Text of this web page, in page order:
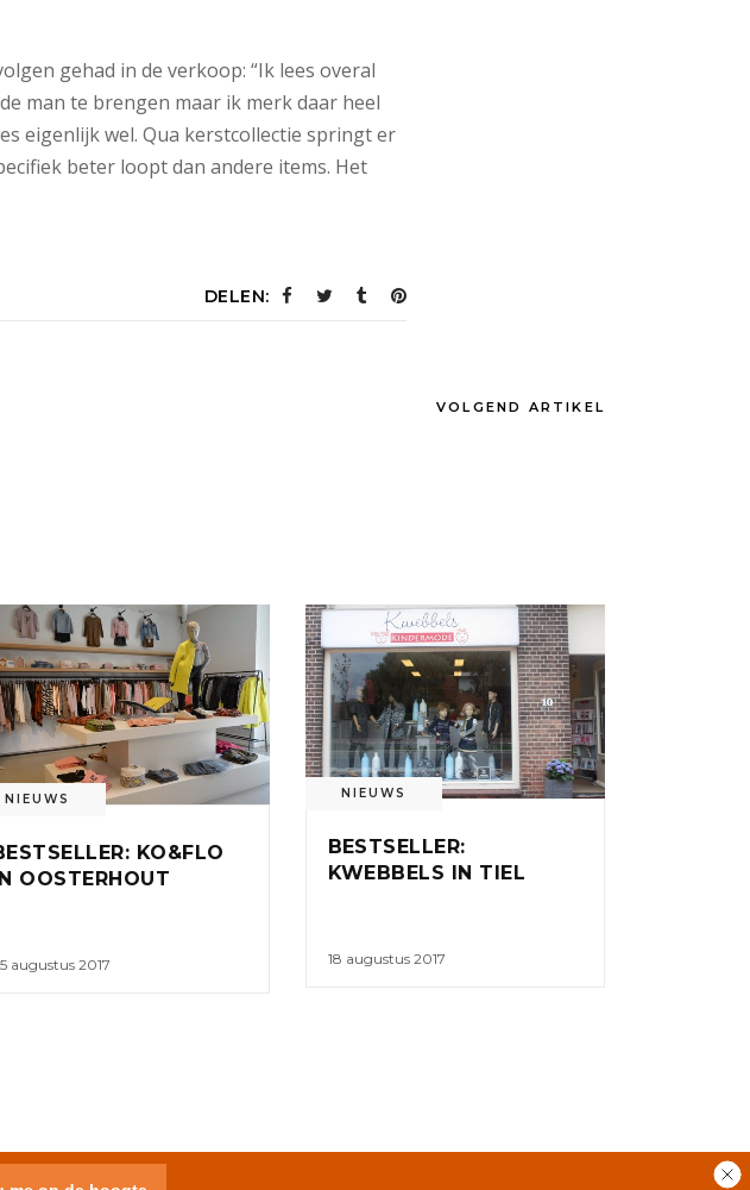
gehad in de verkoop: “Ik lees overal
man te brengen maar ik merk daar heel
eigenlijk wel. Qua kerstcollectie springt er
beter loopt dan andere items. Het
DELEN:
VOLGEND ARTIKEL
NIEUWS
KO&FLO
IN OOSTERHOUT
augustus 2017
NIEUWS
BESTSELLER:
KWEBBELS IN TIEL
18 augustus 2017